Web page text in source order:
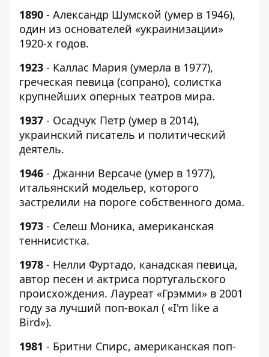
1890 - Александр Шумской (умер в 1946),
один из основателей «украинизации»
1920-х годов.
1923 - Каллас Мария (умерла в 1977),
греческая певица (сопрано), солистка
крупнейших оперных театров мира.
1937 - Осадчук Петр (умер в 2014),
украинский писатель и политический
деятель.
1946 - Джанни Версаче (умер в 1977),
итальянский модельер, которого
застрелили на пороге собственного дома.
1973 - Селеш Моника, американская
теннисистка.
1978 - Нелли Фуртадо, канадская певица,
автор песен и актриса португальского
происхождения. Лауреат «Грэмми» в 2001
году за лучший поп-вокал ( «I'm like a
Bird»).
1981 - Бритни Спирс, американская поп-